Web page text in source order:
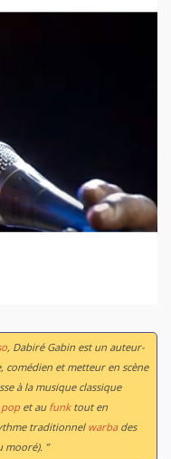
, Dabiré Gabin est un auteur-
et metteur en scène
à la musique classique
pop et au funk tout en
traditionnel warbades
mooré). ”